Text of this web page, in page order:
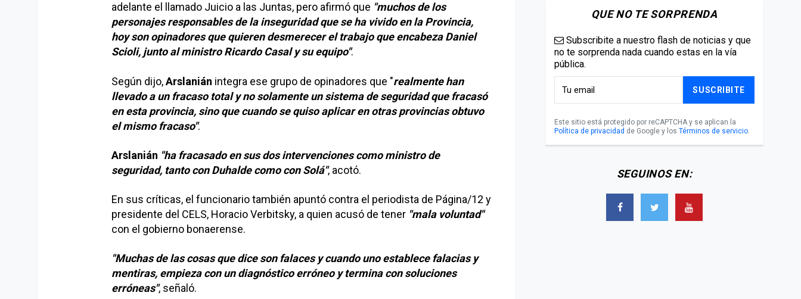
adelante el llamado Juicio a las Juntas, pero afirmó que "muchos de los
personajes responsables de la inseguridad que se ha vivido en la Provincia,
hoy son opinadores que quieren desmerecer el trabajo que encabeza Daniel
Scioli, junto al ministro Ricardo Casal y su equipo".
Según dijo,Arslanián integra ese grupo de opinadores que "realmente han
llevado a un fracaso total y no solamente un sistema de seguridad que fracasó
en esta provincia, sino que cuando se quiso aplicar en otras provincias obtuvo
el mismo fracaso".
Arslanián "ha fracasado en sus dos intervenciones como ministro de
seguridad, tanto con Duhalde como con Solá", acotó.
En sus críticas, el funcionario también apuntó contra el periodista de Página/12 y
presidente del CELS, Horacio Verbitsky, a quien acusó de tener "mala voluntad"
con el gobierno bonaerense.
"Muchas de las cosas que dice son falaces y cuando uno establece falacias y
mentiras, empieza con un diagnóstico erróneo y termina con soluciones
erróneas", señaló.
QUE NO TE SORPRENDA
Subscribite a nuestro flash de noticias y que
no te sorprenda nada cuando estas en la vía
pública.
SUSCRIBITE
Este sitio está protegido por reCAPTCHA y se aplican la
Política de privacidad de Google y los Términos de servicio.
SEGUINOS EN: